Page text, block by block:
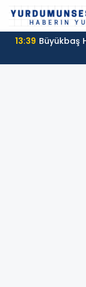
13:39